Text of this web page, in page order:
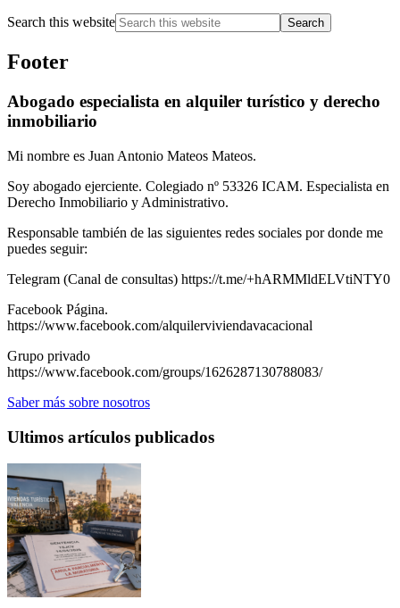
Search this website
Footer
Abogado especialista en alquiler turístico y derecho
inmobiliario
Mi nombre es Juan Antonio Mateos Mateos.
Soy abogado ejerciente. Colegiado nº 53326 ICAM. Especialista en
Derecho Inmobiliario y Administrativo.
Responsable también de las siguientes redes sociales por donde me
puedes seguir:
Telegram (Canal de consultas) https://t.me/+hARMMldELVtiNTY0
Facebook Página.
https://www.facebook.com/alquilerviviendavacacional
Grupo privado
https://www.facebook.com/groups/1626287130788083/
Saber más sobre nosotros
Ultimos artículos publicados